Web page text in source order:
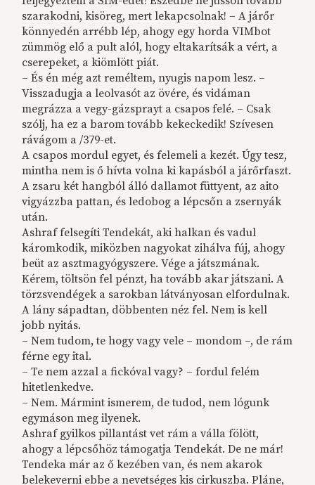
szarakodni, kisöreg, mert lekapcsolnak! – A járőr
könnyedén arrébb lép, ahogy egy horda VIMbot
zümmög elő a pult alól, hogy eltakarítsák a vért, a
cserepeket, a kiömlött piát.
– És én még azt reméltem, nyugis napom lesz. –
Visszadugja a leolvasót az övére, és vidáman
megrázza a vegy-gázsprayt a csapos felé. – Csak
szólj, ha ez a barom tovább kekeckedik! Szívesen
rávágom a /379-et.
A csapos mordul egyet, és felemeli a kezét. Úgy tesz,
mintha nem is ő hívta volna ki kapásból a járőrfaszt.
A zsaru két hangból álló dallamot füttyent, az aito
vigyázzba pattan, és ledobog a lépcsőn a zsernyák
után.
Ashraf felsegíti Tendekát, aki halkan és vadul
káromkodik, miközben nagyokat zihálva fúj, ahogy
beüt az asztmagyógyszere. Vége a játszmának.
Kérem, töltsön fel pénzt, ha tovább akar játszani. A
törzsvendégek a sarokban látványosan elfordulnak.
A lány sápadtan, döbbenten néz fel. Nem is kell
jobb nyitás.
– Nem tudom, te hogy vagy vele – mondom –, de rám
férne egy ital.
– Te nem azzal a fickóval vagy? – fordul felém
hitetlenkedve.
– Nem. Mármint ismerem, de tudod, nem lógunk
egymáson meg ilyenek.
Ashraf gyilkos pillantást vet rám a válla fölött,
ahogy a lépcsőhöz támogatja Tendekát. De ne már!
Tendeka már az ő kezében van, és nem akarok
belekeverni ebbe a nevetséges kis cirkuszba. Pláne,